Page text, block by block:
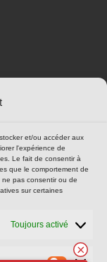
et/ou accéder aux
l'expérience de
Le fait de consentir à
que le comportement de
pas consentir ou de
sur certaines
Toujours activé
CLIENT
PRENDRE UN RENDEZ-VOUS